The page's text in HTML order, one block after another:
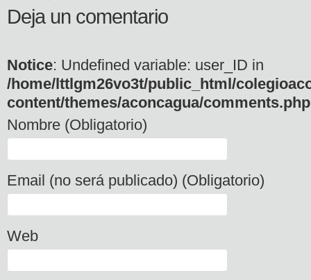
Deja un comentario
Notice: Undefined variable: user_ID in
/home/lttlgm26vo3t/public_html/
content/themes/aconcagua/comments.php
Nombre (Obligatorio)
Email (no será publicado) (Obligatorio)
Web